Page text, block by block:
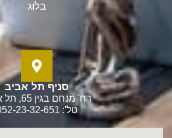
בלוג
סניף תל אביב
רח' מנחם בגין 65, תל אביב
טל': 052-23-32-651